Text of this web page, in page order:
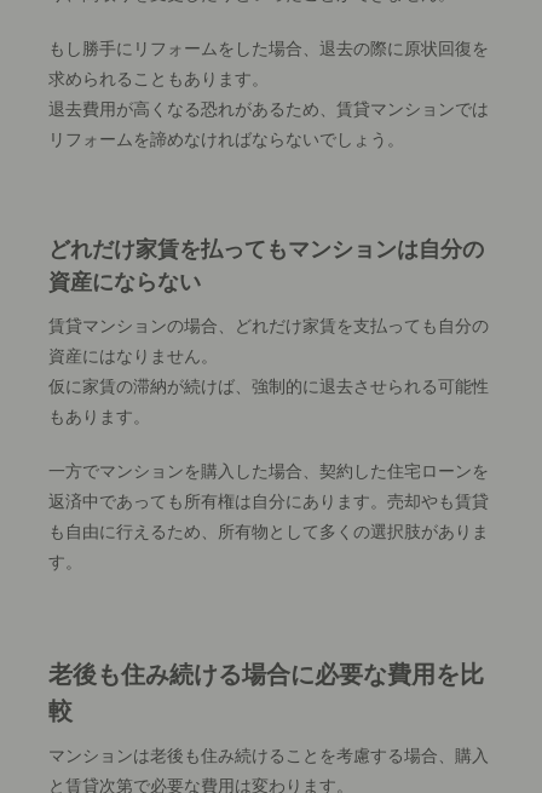
もし勝手にリフォームをした場合、退去の際に原状回復を
求められることもあります。
退去費用が高くなる恐れがあるため、賃貸マンションでは
リフォームを諦めなければならないでしょう。
どれだけ家賃を払ってもマンションは自分の
資産にならない
賃貸マンションの場合、どれだけ家賃を支払っても自分の
資産にはなりません。
仮に家賃の滞納が続けば、強制的に退去させられる可能性
もあります。
一方でマンションを購入した場合、契約した住宅ローンを
返済中であっても所有権は自分にあります。 売却やも賃貸
も自由に行えるため、所有物として多くの選択肢がありま
す。
老後も住み続ける場合に必要な費用を比
較
マンションは老後も住み続けることを考慮する場合、購入
と賃貸次第で必要な費用は変わります。